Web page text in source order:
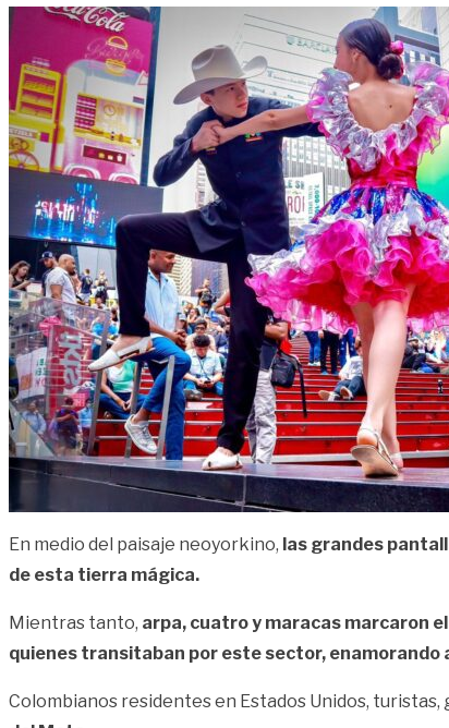
En medio del paisaje neoyorkino, las grandes
de esta tierra mágica.
Mientras tanto, arpa, cuatro y maracas marcaron
quienes transitaban por este sector, enamorando
Colombianos residentes en Estados Unidos, turistas,